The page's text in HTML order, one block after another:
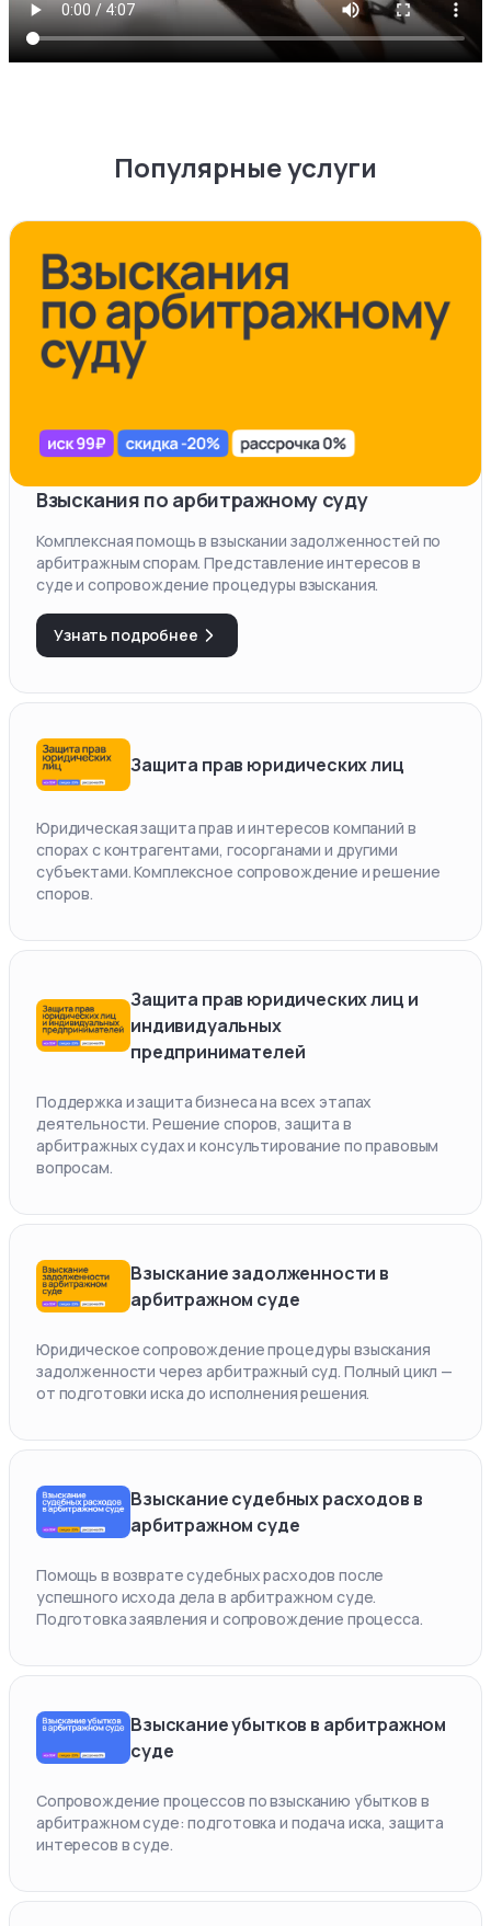
Популярные услуги
Взыскания по арбитражному суду
Комплексная помощь в взыскании задолженностей по
арбитражным спорам. Представление интересов в
суде и сопровождение процедуры взыскания.
Узнать подробнее
Защита прав юридических лиц
Юридическая защита прав и интересов компаний в
спорах с контрагентами, госорганами и другими
субъектами. Комплексное сопровождение и решение
споров.
Защита прав юридических лиц и
индивидуальных
предпринимателей
Поддержка и защита бизнеса на всех этапах
деятельности. Решение споров, защита в
арбитражных судах и консультирование по правовым
вопросам.
Взыскание задолженности в
арбитражном суде
Юридическое сопровождение процедуры взыскания
задолженности через арбитражный суд. Полный цикл —
от подготовки иска до исполнения решения.
Взыскание судебных расходов в
арбитражном суде
Помощь в возврате судебных расходов после
успешного исхода дела в арбитражном суде.
Подготовка заявления и сопровождение процесса.
Взыскание убытков в арбитражном
суде
Сопровождение процессов по взысканию убытков в
арбитражном суде: подготовка и подача иска, защита
интересов в суде.